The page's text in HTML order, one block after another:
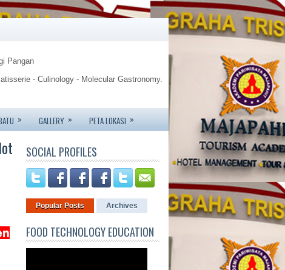
Pangan
- Culinology - Molecular Gastronomy.
- Jemursari 244 - Surabaya
- 081233752227.
» GALLERY » PETA LOKASI »
SOCIAL PROFILES
Popular Posts Archives
FOOD TECHNOLOGY EDUCATION